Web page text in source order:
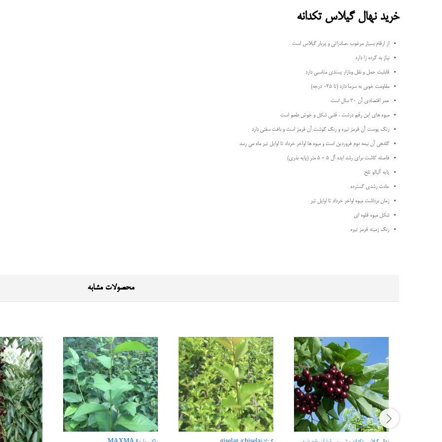
خرید نهال گیلاس تکدانه
از ارقام بسیار مرغوب ،صادراتی و پربار گیلاس است
نیاز به گرده زا دارد
قابلیت حمل و نقل وبازار پسندی مناسبی دارد
مقاومت خوبی به سرما دارد (تا ۲۵- درجه)
عمر اقتصادی آن ۳۰ سال است
میوه های این رقم درشت ، قلبی شکل و خوش طعم است
رنگ پوست آن قرمز تیره و رنگ گوشت آن قرمز است و بافت سفتی دارد
گلدهی آن نیمه دوم فروردین است و میوه ها اواخر خرداد تا اوایل تیر ماه می رسد
فاصله کاشت برای رشد ایده آل ۵ × 5 متر (پایه بذری)
پایه آلبالو تلخ
عادت رشدی گسترده
زمان برداشت میوه اواخر خرداد تا اوایل تیر
شکل میوه قلوه ای
رنگ زمینه قرمز تیره
محصولات مشابه